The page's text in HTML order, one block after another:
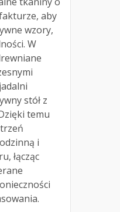
aby
wzory,
W
stół z
temu
i
łącząc